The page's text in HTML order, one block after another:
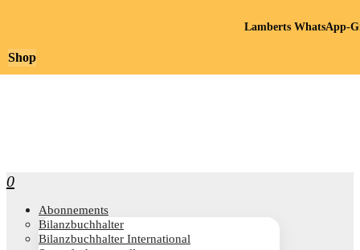
0
Abon­ne­ments
Bilanz­buch­hal­ter
Bilanz­buch­hal­ter International
Shop
Lamberts WhatsApp-